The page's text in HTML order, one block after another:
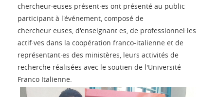
chercheur·euses présent·es ont présenté au public
participant à l'événement, composé de
chercheur·euses, d'enseignant·es, de professionnel·les
actif·ves dans la coopération franco-italienne et de
représentant·es des ministères, leurs activités de
recherche réalisées avec le soutien de l'Université
Franco Italienne.